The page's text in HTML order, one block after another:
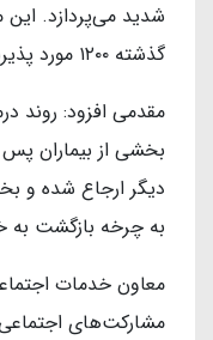
گذشته ۱۲۰۰ مورد پذیرش و درمان داشته است.
مقدمی افزود: روند
بخشی از بیماران
دیگر ارجاع شده و
به چرخه بازگشت به
معاون خدمات
مشارکت‌های